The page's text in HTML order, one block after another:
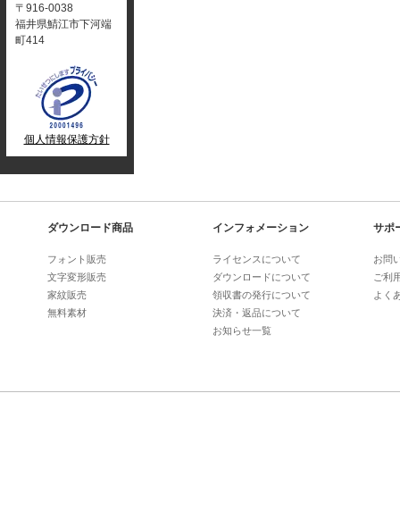
〒916-0038
福井県鯖江市下河端
町414
個人情報保護方針
ダウンロード商品
フォント販売
文字変形販売
家紋販売
無料素材
インフォメーション
ライセンスについて
ダウンロードについて
領収書の発行について
決済・返品について
お知らせ一覧
サポ
お問
ご利
よく